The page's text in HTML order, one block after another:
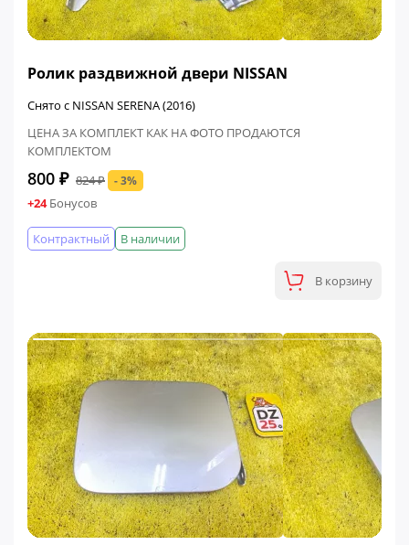
Ролик раздвижной двери NISSAN
Снято с NISSAN SERENA (2016)
ЦЕНА ЗА КОМПЛЕКТ КАК НА ФОТО ПРОДАЮТСЯ
КОМПЛЕКТОМ
800 ₽ 824 ₽ - 3%
+24Бонусов
В наличии
Контрактный
В корзину